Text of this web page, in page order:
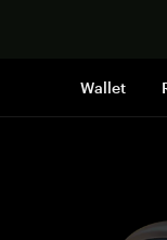
Wallet